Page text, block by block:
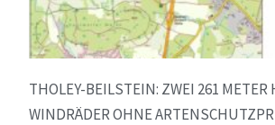
THOLEY-BEILSTEIN: ZWEI 261 METER
WINDRÄDER OHNE